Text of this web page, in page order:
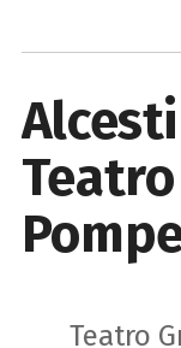
Teatro